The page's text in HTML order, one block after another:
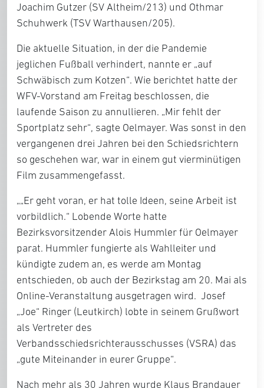
Joachim Gutzer (SV Altheim/213) und Othmar
Schuhwerk (TSV Warthausen/205).
Die aktuelle Situation, in der die Pandemie
jeglichen Fußball verhindert, nannte er „auf
Schwäbisch zum Kotzen“. Wie berichtet hatte der
WFV-Vorstand am Freitag beschlossen, die
laufende Saison zu annullieren. „Mir fehlt der
Sportplatz sehr“, sagte Oelmayer. Was sonst in den
vergangenen drei Jahren bei den Schiedsrichtern
so geschehen war, war in einem gut vierminütigen
Film zusammengefasst.
„„Er geht voran, er hat tolle Ideen, seine Arbeit ist
vorbildlich.“ Lobende Worte hatte
Bezirksvorsitzender Alois Hummler für Oelmayer
parat. Hummler fungierte als Wahlleiter und
kündigte zudem an, es werde am Montag
entschieden, ob auch der Bezirkstag am 20. Mai als
Online-Veranstaltung ausgetragen wird. Josef
„Joe“ Ringer (Leutkirch) lobte in seinem Grußwort
als Vertreter des
Verbandsschiedsrichterausschusses (VSRA) das
„gute Miteinander in eurer Gruppe“.
Nach mehr als 30 Jahren wurde Klaus Brandauer